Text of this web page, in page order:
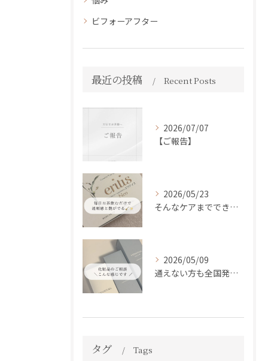
ビフォーアフター
最近の投稿 Recent Posts
2026/07/07
【ご報告】
2026/05/23
そんなケアまでできるの！？
2026/05/09
通えない方も全国発送中📦✨
タグ Tags